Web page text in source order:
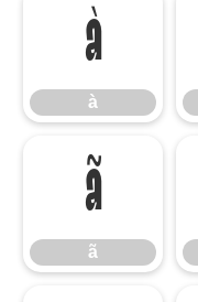
à
à
ã
ã